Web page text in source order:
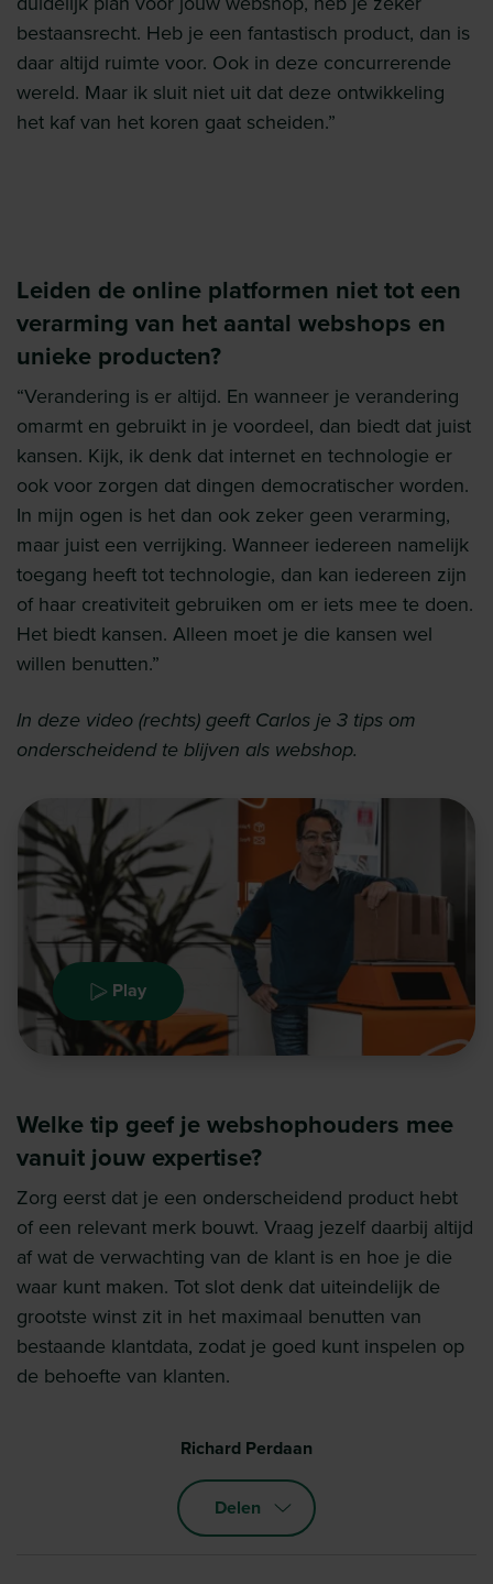
bestaansrecht. Heb je een fantastisch product, dan is
daar altijd ruimte voor. Ook in deze concurrerende
wereld. Maar ik sluit niet uit dat deze ontwikkeling
het kaf van het koren gaat scheiden.”
Leiden de online platformen niet tot een
verarming van het aantal webshops en
unieke producten?
“Verandering is er altijd. En wanneer je verandering
omarmt en gebruikt in je voordeel, dan biedt dat juist
kansen. Kijk, ik denk dat internet en technologie er
ook voor zorgen dat dingen democratischer worden.
In mijn ogen is het dan ook zeker geen verarming,
maar juist een verrijking. Wanneer iedereen namelijk
toegang heeft tot technologie, dan kan iedereen zijn
of haar creativiteit gebruiken om er iets mee te doen.
Het biedt kansen. Alleen moet je die kansen wel
willen benutten.”
In deze video (rechts) geeft Carlos je 3 tips om
onderscheidend te blijven als webshop.
Play
Welke tip geef je webshophouders mee
vanuit jouw expertise?
Zorg eerst dat je een onderscheidend product hebt
of een relevant merk bouwt. Vraag jezelf daarbij altijd
af wat de verwachting van de klant is en hoe je die
waar kunt maken. Tot slot denk dat uiteindelijk de
grootste winst zit in het maximaal benutten van
bestaande klantdata, zodat je goed kunt inspelen op
de behoefte van klanten.
Richard Perdaan
Delen